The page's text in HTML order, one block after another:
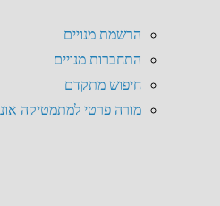
הרשמת מנויים
התחברות מנויים
חיפוש מתקדם
מורה פרטי למתמטיקה אונליין